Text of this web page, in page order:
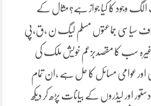
وجود کا کیا جواز ہے؟مثال کے
سیاسی جماعتوں مسلم لیگ ن ،ق،پی
سب کا مقصدبزعم خویش ملک کی
اور عوامی مسائل کا حل ہے ،ان تمام
اور لیڈروں کے بیانات پڑھ کر دیکھ